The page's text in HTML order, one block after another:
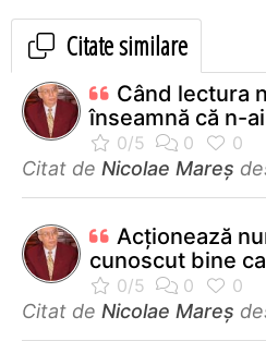
Citate similare
Când lectura
înseamnă că n-
Citat de Nicolae Mareș
Acționează
cunoscut bine
Citat de Nicolae Mareș